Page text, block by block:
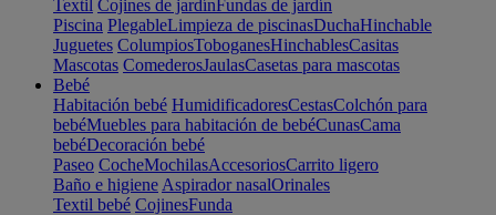
Textil Cojines de jardín Fundas de jardín
Piscina PlegableLimpieza de piscinasDuchaHinchable
Juguetes ColumpiosToboganesHinchablesCasitas
Mascotas ComederosJaulasCasetas para mascotas
Bebé
Habitación bebé HumidificadoresCestasColchón para
bebéMuebles para habitación de bebéCunasCama
bebéDecoración bebé
Paseo CocheMochilasAccesoriosCarrito ligero
Baño e higiene Aspirador nasalOrinales
Textil bebé CojinesFunda